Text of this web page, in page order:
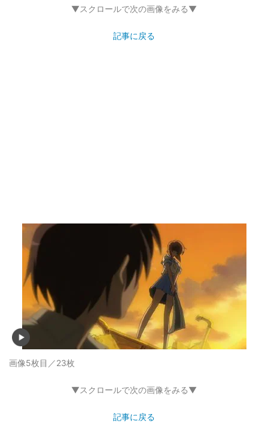
▼スクロールで次の画像をみる▼
記事に戻る
画像5枚目／23枚
▼スクロールで次の画像をみる▼
記事に戻る